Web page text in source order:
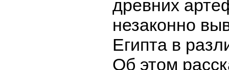
древних
незаконно
Египта в
Об этом